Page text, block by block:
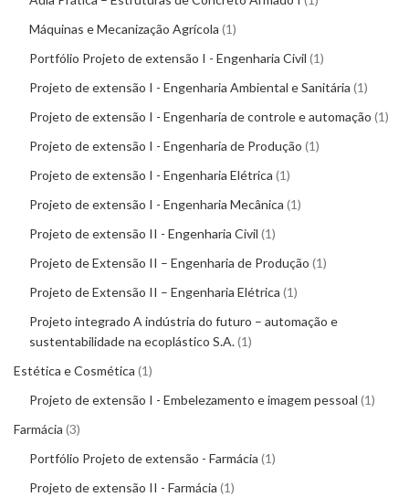
Máquinas e Mecanização Agrícola 1
Portfólio Projeto de extensão I - Engenharia Civil 1
Projeto de extensão I - Engenharia Ambiental e Sanitária 1
Projeto de extensão I - Engenharia de controle e automação 1
Projeto de extensão I - Engenharia de Produção 1
Projeto de extensão I - Engenharia Elétrica 1
Projeto de extensão I - Engenharia Mecânica 1
Projeto de extensão II - Engenharia Civil 1
Projeto de Extensão II – Engenharia de Produção 1
Projeto de Extensão II – Engenharia Elétrica 1
Projeto integrado A indústria do futuro – automação e
sustentabilidade na ecoplástico S.A. 1
Estética e Cosmética 1
Projeto de extensão I - Embelezamento e imagem pessoal 1
Farmácia 3
Portfólio Projeto de extensão - Farmácia 1
Projeto de extensão II - Farmácia 1